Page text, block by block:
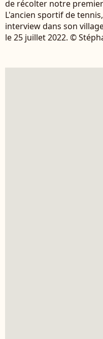
de récolter notre
L'ancien sportif de
interview dans son
le 25 juillet 2022. ©